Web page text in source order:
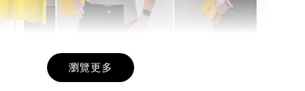
希望相隨雙面T
瀏覽更多